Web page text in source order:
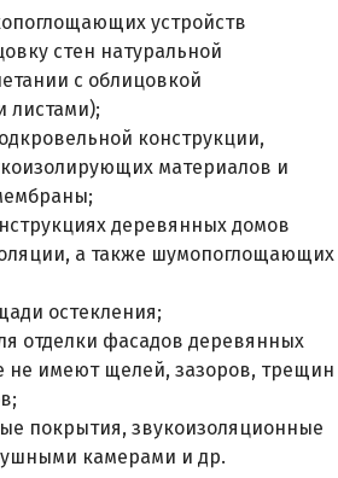
устройств
стен натуральной
с облицовкой
листами);
конструкции,
материалов и
деревянных домов
а также шумопоглощающих
остекления;
отделки фасадов деревянных
не имеют щелей, зазоров, трещин
покрытия, звукоизоляционные
камерами и др.